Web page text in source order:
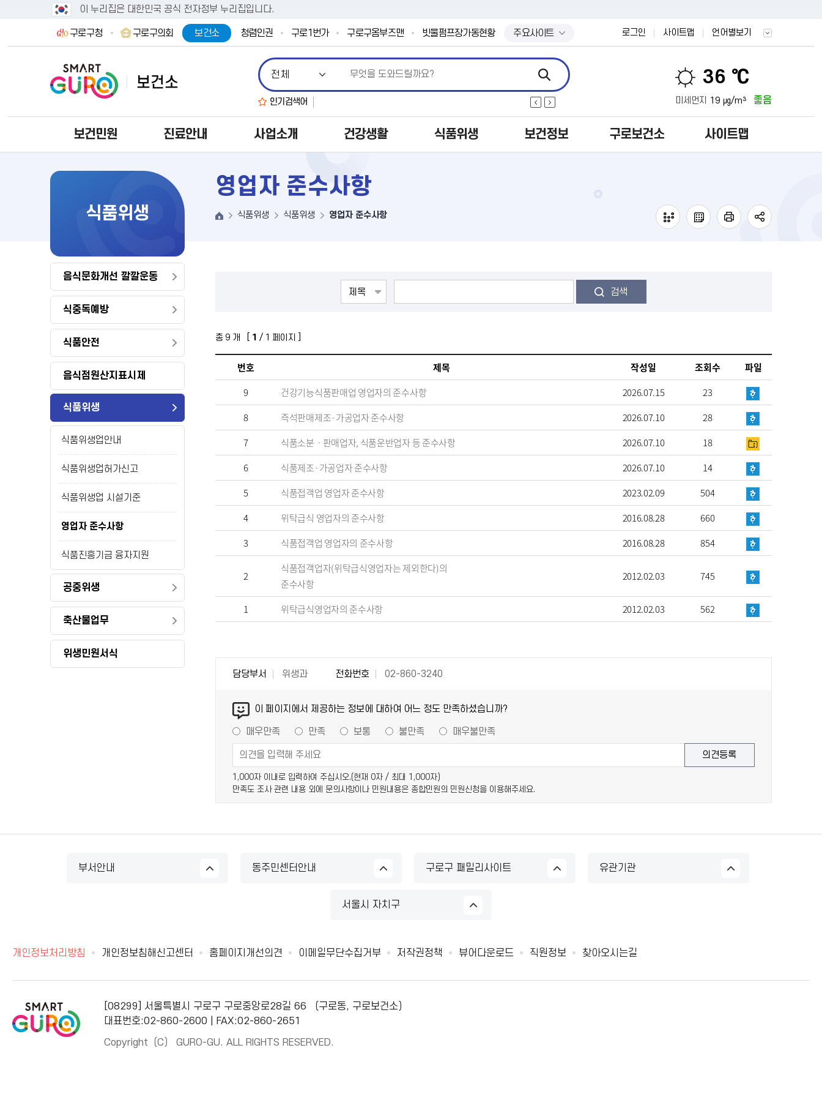
이 누리집은 대한민국 공식 전자정부 누리집입니다.
구로구청 구로구의회 보건소 청렴인권 구로1번가 구로구옴부즈맨 빗물펌프장가동현황 주요사이트 로그인 사이트맵 언어별보기
인기검색어
36 ℃
미세먼지 19 ㎍/m³ 좋음
보건민원 진료안내 사업소개 건강생활 식품위생 보건정보 구로보건소 사이트맵
식품위생
음식문화개선 깔깔운동
식중독예방
식품안전
음식점원산지표시제
식품위생
식품위생업안내
식품위생업허가신고
식품위생업 시설기준
영업자 준수사항
식품진흥기금 융자지원
공중위생
축산물업무
위생민원서식
영업자 준수사항
식품위생 식품위생 영업자 준수사항
검색
총9 개 [ 1 / 1 페이지 ]
번호 제목 작성일 조회수
파일
9
건강기능식품판매업 영업자의 준수사항 2026.07.15
23
8
즉석판매제조·가공업자 준수사항 2026.07.10
28
7
식품소분ㆍ판매업자, 식품운반업자 등 준수사항 2026.07.10
18
6
식품제조·가공업자 준수사항 2026.07.10
14
5
식품접객업 영업자 준수사항 2023.02.09
504
4
위탁급식 영업자의 준수사항 2016.08.28
660
3
식품접객업 영업자의 준수사항 2016.08.28 854
2
식품접객업자(위탁급식영업자는 제외한다)의
준수사항
2012.02.03 745
1 위탁급식영업자의 준수사항 2012.02.03 562
담당부서 위생과 전화번호 02-860-3240
이 페이지에서 제공하는 정보에 대하여 어느 정도 만족하셨습니까?
매우만족 만족 보통 불만족 매우불만족
1,000자 이내로 입력하여 주십시오.(현재 0자 / 최대 1,000자)
만족도 조사 관련 내용 외에 문의사항이나 민원내용은 종합민원의 민원신청을 이용해주세요.
부서안내 동주민센터안내 구로구 패밀리사이트 유관기관
서울시 자치구
개인정보처리방침 개인정보침해신고센터 홈페이지개선의견 이메일무단수집거부 저작권정책 뷰어다운로드 직원정보 찾아오시는길
[08299] 서울특별시 구로구 구로중앙로28길 66 （구로동, 구로보건소）
대표번호:02-860-2600 | FAX:02-860-2651
Copyright（C） GURO-GU. ALL RIGHTS RESERVED.